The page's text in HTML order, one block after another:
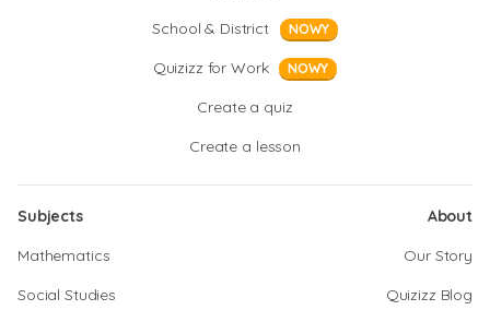
School & District
NOWY
Quizizz for Work NOWY
Create a quiz
Create a lesson
Subjects
Mathematics
Social Studies
About
Our Story
Quizizz Blog